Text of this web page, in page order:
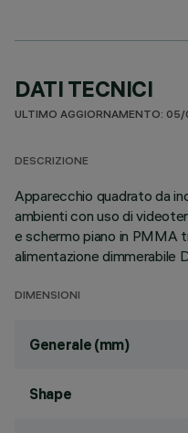
DATI TECNICI
ULTIMO AGGIORNAMENTO:
DESCRIZIONE
Apparecchio quadrato da
ambienti con uso di
e schermo piano in PMMA
alimentazione dimmerabile
DIMENSIONI
Generale (mm)
Shape